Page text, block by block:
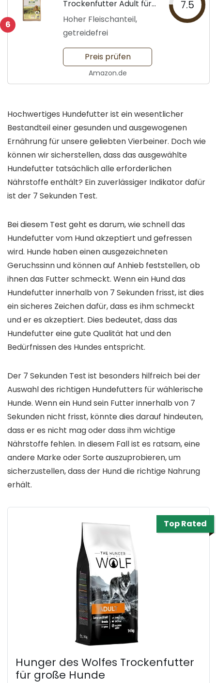
6
Trockenfutter Adult für
Hunde
Hoher Fleischanteil,
getreidefrei
7.5
Preis prüfen
Amazon.de
Hochwertiges Hundefutter ist ein wesentlicher
Bestandteil einer gesunden und ausgewogenen
Ernährung für unsere geliebten Vierbeiner. Doch wie
können wir sicherstellen, dass das ausgewählte
Hundefutter tatsächlich alle erforderlichen
Nährstoffe enthält? Ein zuverlässiger Indikator dafür
ist der 7 Sekunden Test.
Bei diesem Test geht es darum, wie schnell das
Hundefutter vom Hund akzeptiert und gefressen
wird. Hunde haben einen ausgezeichneten
Geruchssinn und können auf Anhieb feststellen, ob
ihnen das Futter schmeckt. Wenn ein Hund das
Hundefutter innerhalb von 7 Sekunden frisst, ist dies
ein sicheres Zeichen dafür, dass es ihm schmeckt
und er es akzeptiert. Dies bedeutet, dass das
Hundefutter eine gute Qualität hat und den
Bedürfnissen des Hundes entspricht.
Der 7 Sekunden Test ist besonders hilfreich bei der
Auswahl des richtigen Hundefutters für wählerische
Hunde. Wenn ein Hund sein Futter innerhalb von 7
Sekunden nicht frisst, könnte dies darauf hindeuten,
dass er es nicht mag oder dass ihm wichtige
Nährstoffe fehlen. In diesem Fall ist es ratsam, eine
andere Marke oder Sorte auszuprobieren, um
sicherzustellen, dass der Hund die richtige Nahrung
erhält.
Top Rated
Hunger des Wolfes Trockenfutter
für große Hunde